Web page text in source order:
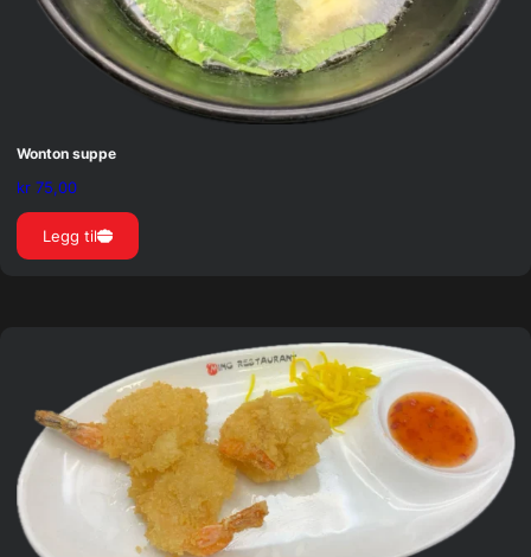
Wonton suppe
kr75,00
Legg til